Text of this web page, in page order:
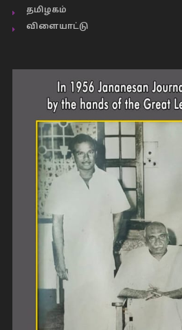
தமிழகம்
விளையாட்டு